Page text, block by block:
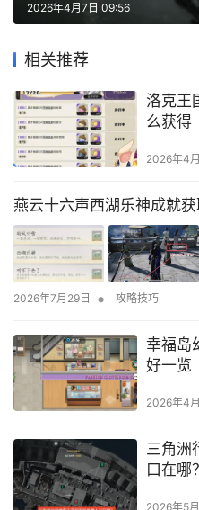
2026年4月7日 09:56
相关推荐
洛克王
么获得
2026年4
燕云十六声西湖乐神成就
2026年7月29日 • 攻略技巧
幸福岛
好一览
2026年4
三角洲
口在哪？
2026年5